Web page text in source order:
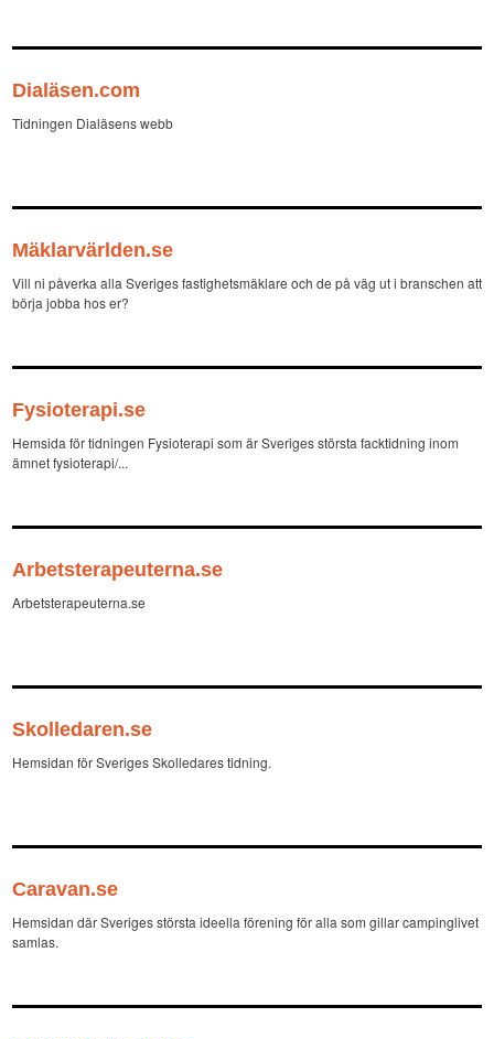
Dialäsen.com
Tidningen Dialäsens webb
Mäklarvärlden.se
Vill ni påverka alla Sveriges fastighetsmäklare och de på väg ut i branschen att
börja jobba hos er?
Fysioterapi.se
Hemsida för tidningen Fysioterapi som är Sveriges största facktidning inom
ämnet fysioterapi/...
Arbetsterapeuterna.se
Arbetsterapeuterna.se
Skolledaren.se
Hemsidan för Sveriges Skolledares tidning.
Caravan.se
Hemsidan där Sveriges största ideella förening för alla som gillar campinglivet
samlas.